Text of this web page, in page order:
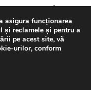
de
asigura funcționarea
și reclamele și pentru a
pe acest site, vă
urilor, conform